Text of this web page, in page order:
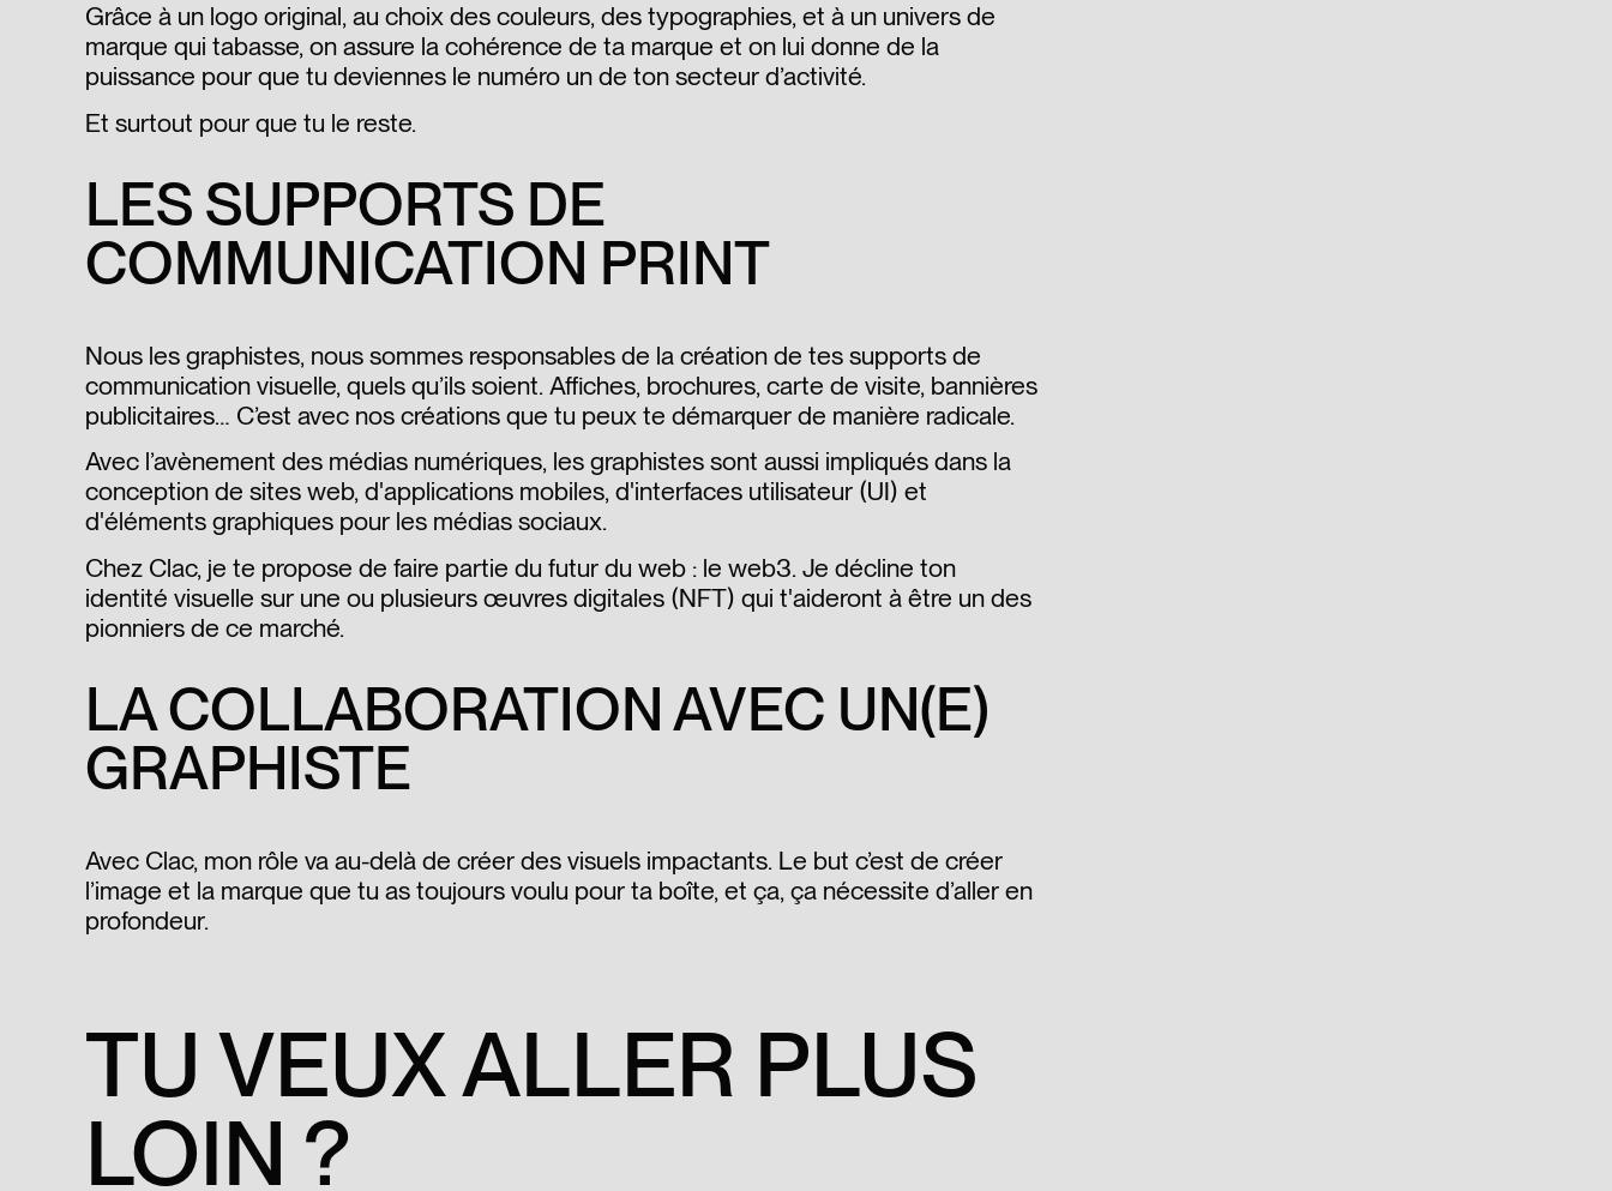
Grâce à un logo original, au choix des couleurs, des typographies, et à un univers de
marque qui tabasse, on assure la cohérence de ta marque et on lui donne de la
puissance pour que tu deviennes le numéro un de ton secteur d’activité.
Et surtout pour que tu le reste.
LES SUPPORTS DE
COMMUNICATION PRINT
Nous les graphistes, nous sommes responsables de la création de tes supports de
communication visuelle, quels qu’ils soient. Affiches, brochures, carte de visite, bannières
publicitaires… C’est avec nos créations que tu peux te démarquer de manière radicale.
Avec l’avènement des médias numériques, les graphistes sont aussi impliqués dans la
conception de sites web, d'applications mobiles, d'interfaces utilisateur (UI) et
d'éléments graphiques pour les médias sociaux.
Chez Clac, je te propose de faire partie du futur du web : le web3. Je décline ton
identité visuelle sur une ou plusieurs œuvres digitales (NFT) qui t'aideront à être un des
pionniers de ce marché.
LA COLLABORATION AVEC UN(E)
GRAPHISTE
Avec Clac, mon rôle va au-delà de créer des visuels impactants. Le but c’est de créer
l’image et la marque que tu as toujours voulu pour ta boîte, et ça, ça nécessite d’aller en
profondeur.
TU VEUX ALLER PLUS
LOIN ?